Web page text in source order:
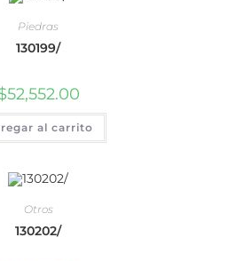
Piedras
130199/
52,552.00
al carrito
Otros
130202/